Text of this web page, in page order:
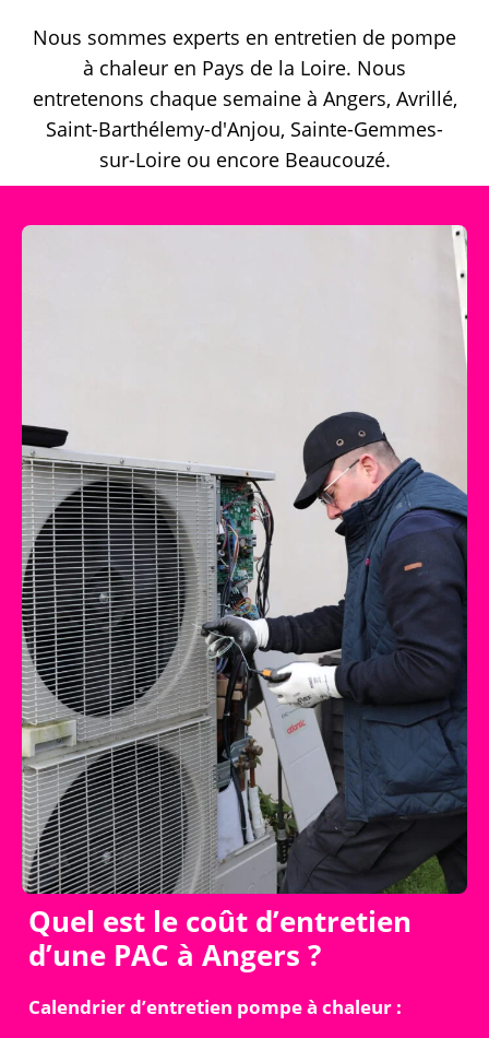
Nous sommes experts en entretien de pompe
à chaleur en Pays de la Loire. Nous
entretenons chaque semaine à Angers, Avrillé,
Saint-Barthélemy-d'Anjou, Sainte-Gemmes-
sur-Loire ou encore Beaucouzé.
Quel est le coût d’entretien
d’une PAC à Angers ?
Calendrier d’entretien pompe à chaleur :